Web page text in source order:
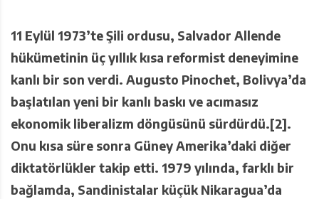
11 Eylül 1973’te Şili ordusu, Salvador Allende
hükümetinin üç yıllık kısa reformist deneyimine
kanlı bir son verdi. Augusto Pinochet, Bolivya’da
başlatılan yeni bir kanlı baskı ve acımasız
ekonomik liberalizm döngüsünü sürdürdü.[2].
Onu kısa süre sonra Güney Amerika’daki diğer
diktatörlükler takip etti. 1979 yılında, farklı bir
bağlamda, Sandinistalar küçük Nikaragua’da